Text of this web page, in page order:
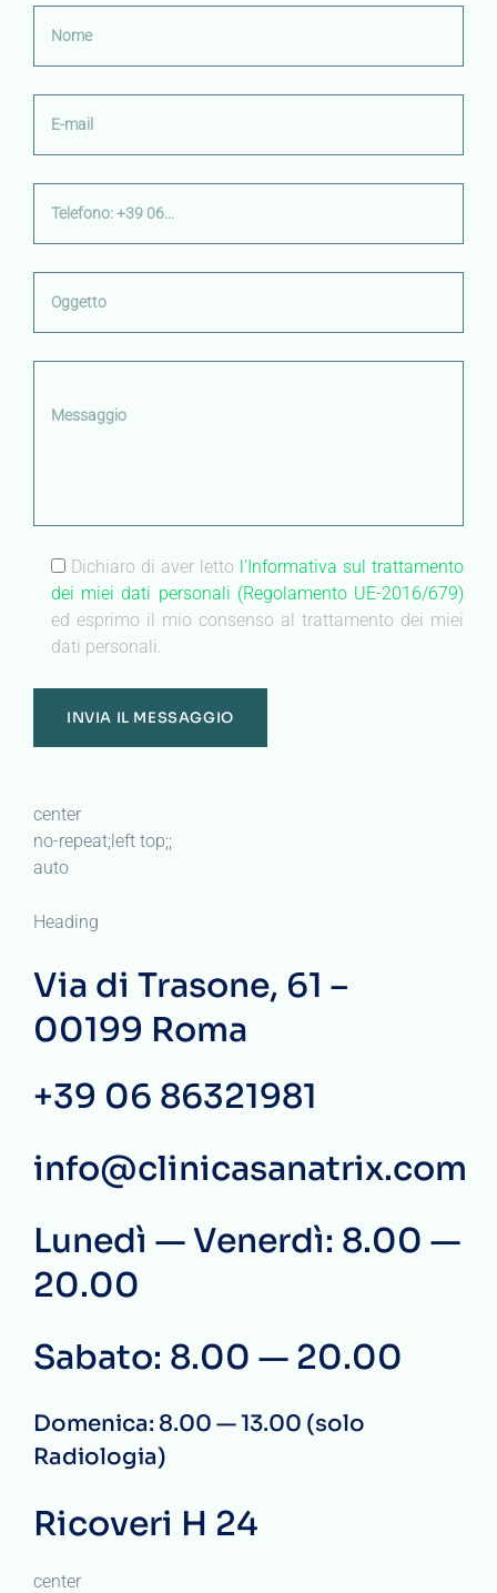
Dichiaro di aver letto l'Informativa sul trattamento
dei miei dati personali (Regolamento UE-2016/679)
ed esprimo il mio consenso al trattamento dei miei
dati personali.
center
no-repeat;left top;;
auto
Heading
Via di Trasone, 61 –
00199 Roma
+39 06 86321981
info@clinicasanatrix.com
Lunedì — Venerdì: 8.00 —
20.00
Sabato: 8.00 — 20.00
Domenica: 8.00 — 13.00 (solo
Radiologia)
Ricoveri H 24
center